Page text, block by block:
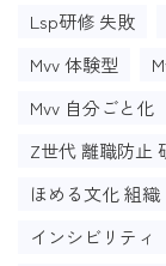
Lsp研修 失敗
Mvv 体験型
Mvv 自分ごと化
Z世代 離職防止
ほめる文化 組織
インシビリティ